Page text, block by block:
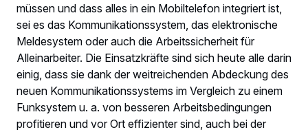
müssen und dass alles in ein Mobiltelefon integriert ist,
sei es das Kommunikationssystem, das elektronische
Meldesystem oder auch die Arbeitssicherheit für
Alleinarbeiter. Die Einsatzkräfte sind sich heute alle darin
einig, dass sie dank der weitreichenden Abdeckung des
neuen Kommunikationssystems im Vergleich zu einem
Funksystem u. a. von besseren Arbeitsbedingungen
profitieren und vor Ort effizienter sind, auch bei der